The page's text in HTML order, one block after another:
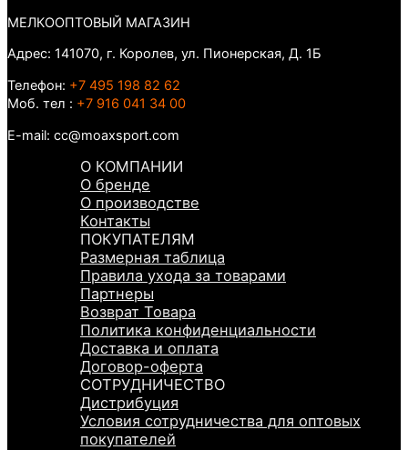
МЕЛКООПТОВЫЙ МАГАЗИН
Адрес: 141070, г. Королев, ул. Пионерская, Д. 1Б
Телефон: +7 495 198 82 62
Моб. тел : +7 916 041 34 00
E-mail: cc@moaxsport.com
О КОМПАНИИ
О бренде
О производстве
Контакты
ПОКУПАТЕЛЯМ
Размерная таблица
Правила ухода за товарами
Партнеры
Возврат Товара
Политика конфиденциальности
Доставка и оплата
Договор-оферта
СОТРУДНИЧЕСТВО
Дистрибуция
Условия сотрудничества для оптовых
покупателей